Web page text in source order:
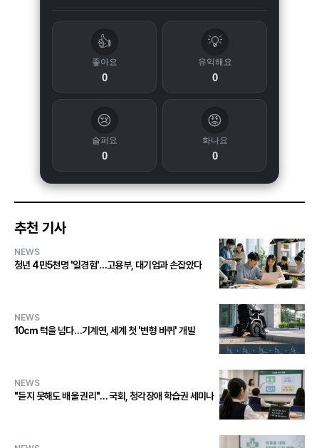
👍
좋아요
0
💡
유익해요
0
😢
슬퍼요
0
😡
화나요
0
추천 기사
NEWS
청년 4만5천명 '일경험'…고용부, 대기업과 손잡았다
NEWS
10㎝ 턱을 넘다…기계연, 세계 첫 '변형 바퀴' 개발
NEWS
"듣지 못해도 배울 권리"… 국회, 청각장애 학습권 세미나